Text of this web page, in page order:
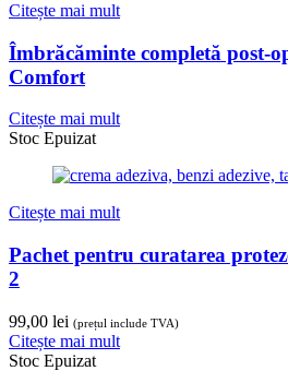
Citește mai mult
Îmbrăcăminte completă post-
Comfort
Citește mai mult
Stoc Epuizat
Citește mai mult
Pachet pentru curatarea
2
99,00 lei (prețul include TVA)
Citește mai mult
Stoc Epuizat